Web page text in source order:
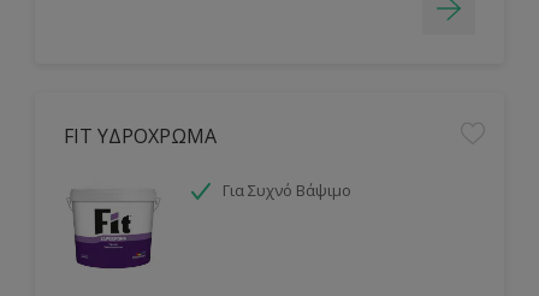
FIT ΥΔΡΟΧΡΩΜΑ
Για Συχνό Βάψιμο